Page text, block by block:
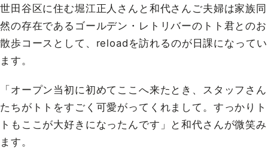
世田谷区に住む堀江正人さんと和代さんご夫婦は家族同
然の存在であるゴールデン・レトリバーのトト君とのお
散歩コースとして、reloadを訪れるのが日課になってい
ます。
「オープン当初に初めてここへ来たとき、スタッフさん
たちがトトをすごく可愛がってくれまして。すっかりト
トもここが大好きになったんです」と和代さんが微笑み
ます。